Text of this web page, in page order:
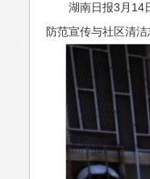
湖南日报3月14
防范宣传与社区清洁